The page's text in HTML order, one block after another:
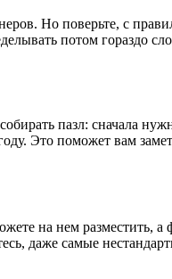
Но поверьте, с
потом гораздо
пазл: сначала
Это поможет вам
на нем разместить,
даже самые